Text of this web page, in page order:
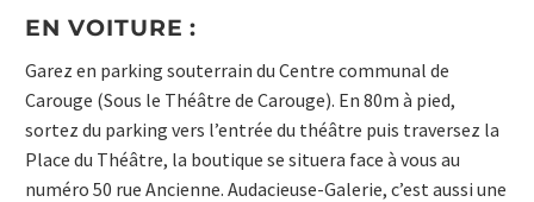
EN VOITURE :
Garez en parking souterrain du Centre communal de
Carouge (Sous le Théâtre de Carouge). En 80m à pied,
sortez du parking vers l’entrée du théâtre puis traversez la
Place du Théâtre, la boutique se situera face à vous au
numéro 50 rue Ancienne. Audacieuse-Galerie, c’est aussi une